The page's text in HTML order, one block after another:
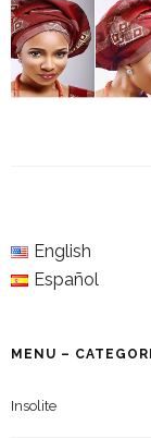
English
Español
MENU –
Insolite